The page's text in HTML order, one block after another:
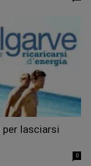
lasciarsi
0